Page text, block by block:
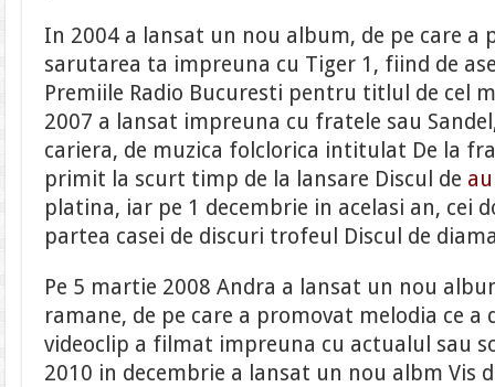
In 2004 a lansat un nou album, de pe care a
sarutarea ta impreuna cu Tiger 1, fiind de
Premiile Radio Bucuresti pentru titlul de cel
2007 a lansat impreuna cu fratele sau
cariera, de muzica folclorica intitulat De la
primit la scurt timp de la lansare Discul de
platina, iar pe 1 decembrie in acelasi an,
partea casei de discuri trofeul Discul de
Pe 5 martie 2008 Andra a lansat un nou
ramane, de pe care a promovat melodia ce
videoclip a filmat impreuna cu actualul sau
2010 in decembrie a lansat un nou albm Vis